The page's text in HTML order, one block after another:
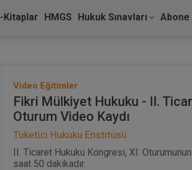
Kitaplar HMGS Hukuk Sınavları Abone
Video Eğitimler
Fikri Mülkiyet Hukuku - II.
Oturum Video Kaydı
Tüketici Hukuku Enstitüsü
II. Ticaret Hukuku Kongresi, XI.
saat 50 dakikadır.